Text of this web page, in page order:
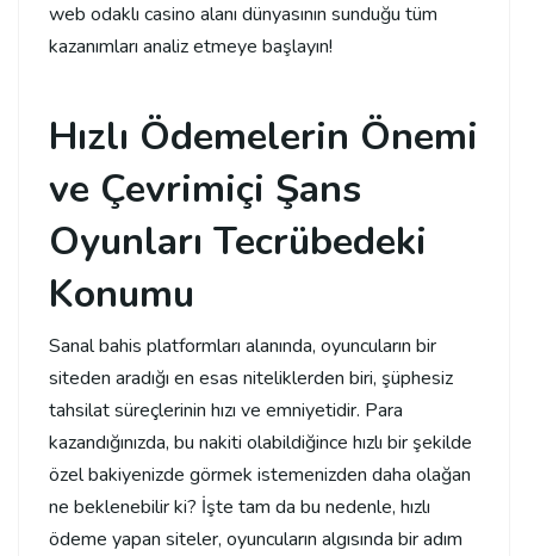
web odaklı casino alanı dünyasının sunduğu tüm
kazanımları analiz etmeye başlayın!
Hızlı Ödemelerin Önemi
ve Çevrimiçi Şans
Oyunları Tecrübedeki
Konumu
Sanal bahis platformları alanında, oyuncuların bir
siteden aradığı en esas niteliklerden biri, şüphesiz
tahsilat süreçlerinin hızı ve emniyetidir. Para
kazandığınızda, bu nakiti olabildiğince hızlı bir şekilde
özel bakiyenizde görmek istemenizden daha olağan
ne beklenebilir ki? İşte tam da bu nedenle, hızlı
ödeme yapan siteler, oyuncuların algısında bir adım